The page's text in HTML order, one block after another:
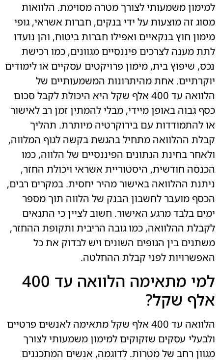
למימון משמעותי לצורך מטרה מסוימת. הלוואות
מסוג זה מוצעות על ידי בנקים, חברות אשראי, גופי
מימון חוץ בנקאיים ואפילו חברות ביטוח, והן נועדו
לתת מענה לצרכים פיננסיים מגוונים, כמו רכישת
נכס, שיפוץ בית, מימון פרויקטים עסקיים או לימודים
יוקרתיים. אחת מהיתרונות המשמעותיים של
הלוואה עד 400 אלף שקל היא היכולת לקבל סכום
כסף גבוה באופן מיידי, מבלי להמתין זמן רב לאישור
או להתמודדות עם בירוקרטיה מיותרת. תהליך
קבלת ההלוואה מתחיל בהגשת בקשה לגוף המלווה,
ולאחר בחינת הנתונים הפיננסיים של הלווה, כמו
הכנסה חודשית, היסטוריית אשראי ויכולת החזר,
ניתנת ההלוואה באישור מהיר יחסית. במקרים רבים,
הכסף מועבר לחשבון הבנק של הלווה תוך מספר
ימים בלבד מרגע האישור. חשוב לציין כי התנאים
לקבלת ההלוואה, כמו גובה הריבית ותקופת ההחזר,
משתנים בין הגופים השונים ויש לבדוק את כל
האפשרויות לפני קבלת ההחלטה.
למי מתאימה הלוואה עד 400
אלף שקל?
הלוואה עד 400 אלף שקל מתאימה לאנשים פרטיים
ולבעלי עסקים שזקוקים למימון משמעותי לצורך
מגוון רחב של מטרות. לדוגמה, אנשים המתכננים